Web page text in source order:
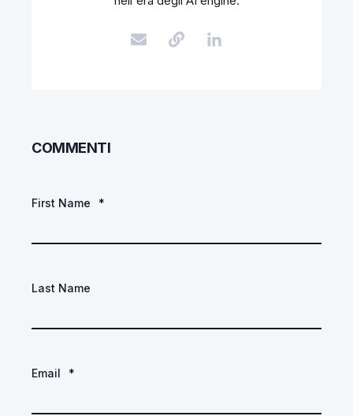
COMMENTI
First Name *
Last Name
Email *